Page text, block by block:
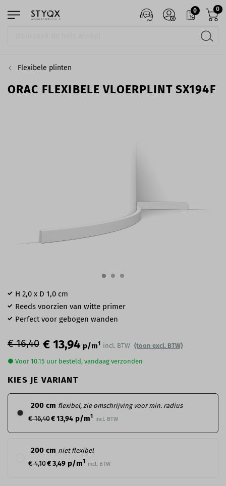
0 0
Flexibele plinten
ORAC FLEXIBELE VLOERPLINT SX194F
€ 16,40 € 13,94 p/m1 incl. BTW (toon excl. BTW)
● Voor 10.15 uur besteld, vandaag verzonden
KIES JE VARIANT
200 cm flexibel, zie omschrijving voor min. radius
€ 16,40€ 13,94 p/m1 incl. BTW
200 cm niet flexibel
€ 4,10€ 3,49 p/m1 incl. BTW
H 2,0 x D 1,0 cm
Reeds voorzien van witte primer
Perfect voor gebogen wanden